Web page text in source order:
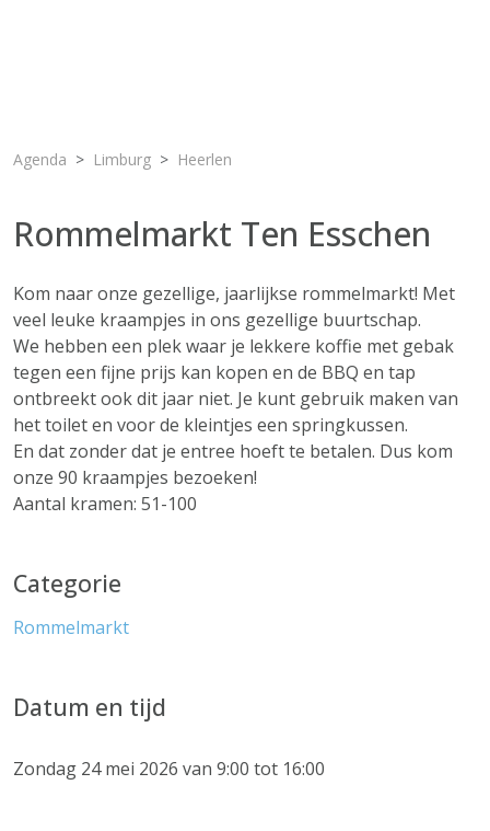
Agenda Limburg Heerlen
Rommelmarkt Ten Esschen
Kom naar onze gezellige, jaarlijkse rommelmarkt! Met
veel leuke kraampjes in ons gezellige buurtschap.
We hebben een plek waar je lekkere koffie met gebak
tegen een fijne prijs kan kopen en de BBQ en tap
ontbreekt ook dit jaar niet. Je kunt gebruik maken van
het toilet en voor de kleintjes een springkussen.
En dat zonder dat je entree hoeft te betalen. Dus kom
onze 90 kraampjes bezoeken!
Aantal kramen: 51-100
Categorie
Rommelmarkt
Datum en tijd
Zondag 24 mei 2026 van 9:00 tot 16:00